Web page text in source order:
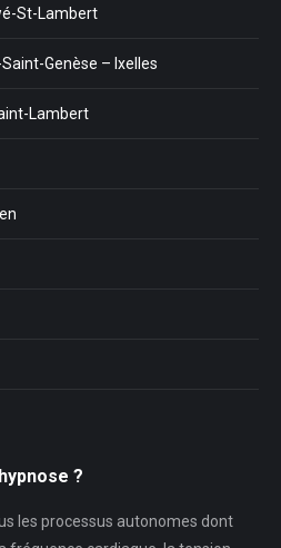
St-Lambert
Genèse – Ixelles
Lambert
?
les processus autonomes dont